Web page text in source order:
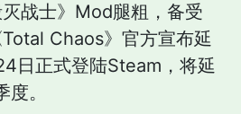
战士》Mod腿粗，备受
Chaos》官方宣布延
日正式登陆Steam，将延
。